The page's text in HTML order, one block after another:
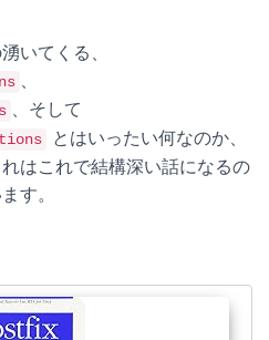
いてくる、
、
、そして
とはいったい何なのか、
はこれで結構深い話になるの
す。